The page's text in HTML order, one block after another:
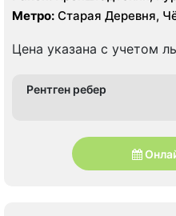
срезов, КТ Siemens
область
Метро: Старая Деревня,
Цена указана с учетом
Рентген ребер